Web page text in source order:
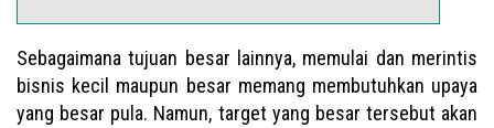
Sebagaimana tujuan besar lainnya, memulai dan merintis
bisnis kecil maupun besar memang membutuhkan upaya
yang besar pula. Namun, target yang besar tersebut akan